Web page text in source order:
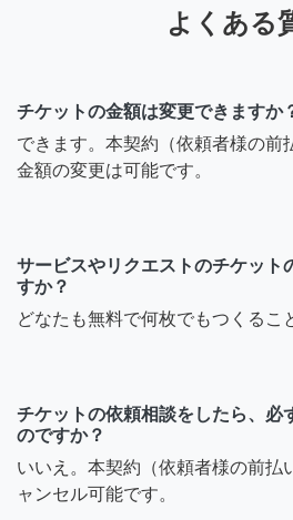
よくある
チケットの金額は変更できますか
できます。本契約（依頼者様の前
金額の変更は可能です。
サービスやリクエストのチケット
すか？
どなたも無料で何枚でもつくるこ
チケットの依頼相談をしたら、必
のですか？
いいえ。本契約（依頼者様の前払
ャンセル可能です。